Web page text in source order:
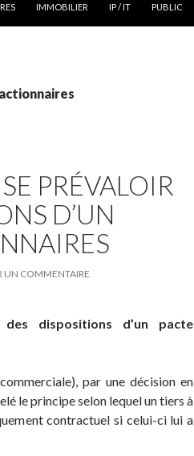
IMMOBILIER IP / IT PUBLIC
PRÉVALOIR
D’UN
UN COMMENTAIRE
dispositions d’un pacte
par une décision en
le principe selon lequel un tiers à
contractuel si celui-ci lui a